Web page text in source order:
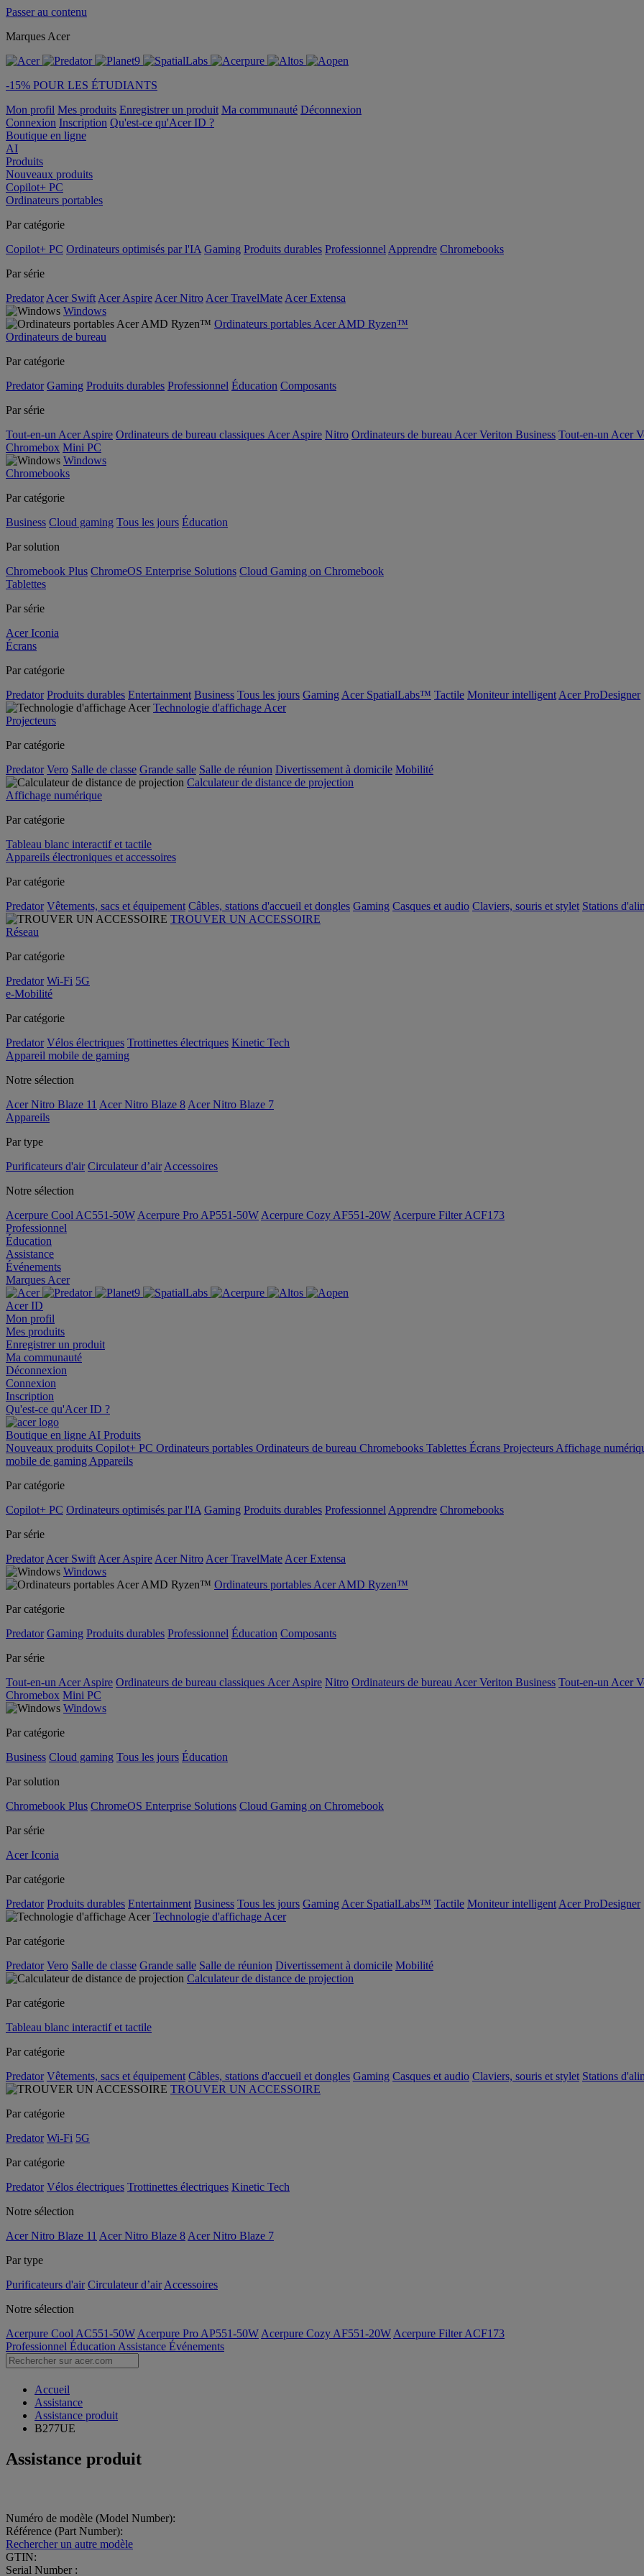
Passer au contenu
Marques Acer
-15% POUR LES ÉTUDIANTS
Mon profil Mes produits Enregistrer un produit Ma communauté Déconnexion
Connexion Inscription Qu'est-ce qu'Acer ID ?
Boutique en ligne
AI
Produits
Nouveaux produits
Copilot+ PC
Ordinateurs portables
Par catégorie
Copilot+ PC Ordinateurs optimisés par l'IA Gaming Produits durables Professionnel Apprendre Chromebooks
Par série
Predator Acer Swift Acer Aspire Acer Nitro Acer TravelMate Acer Extensa
Windows
Ordinateurs portables Acer AMD Ryzen™
Ordinateurs de bureau
Par catégorie
Predator Gaming Produits durables Professionnel Éducation Composants
Par série
Tout-en-un Acer Aspire Ordinateurs de bureau classiques Acer Aspire Nitro Ordinateurs de bureau Acer Veriton Business Tout-en-un Acer
Chromebox Mini PC
Windows
Chromebooks
Par catégorie
Business Cloud gaming Tous les jours Éducation
Par solution
Chromebook Plus ChromeOS Enterprise Solutions Cloud Gaming on Chromebook
Tablettes
Par série
Acer Iconia
Écrans
Par catégorie
Predator Produits durables Entertainment Business Tous les jours Gaming Acer SpatialLabs™ Tactile Moniteur intelligent Acer ProDesigner
Technologie d'affichage Acer
Projecteurs
Par catégorie
Predator Vero Salle de classe Grande salle Salle de réunion Divertissement à domicile Mobilité
Calculateur de distance de projection
Affichage numérique
Par catégorie
Tableau blanc interactif et tactile
Appareils électroniques et accessoires
Par catégorie
Predator Vêtements, sacs et équipement Câbles, stations d'accueil et dongles Gaming Casques et audio Claviers, souris et stylet Stations
TROUVER UN ACCESSOIRE
Réseau
Par catégorie
Predator Wi-Fi 5G
e-Mobilité
Par catégorie
Predator Vélos électriques Trottinettes électriques Kinetic Tech
Appareil mobile de gaming
Notre sélection
Acer Nitro Blaze 11 Acer Nitro Blaze 8 Acer Nitro Blaze 7
Appareils
Par type
Purificateurs d'air Circulateur d’air Accessoires
Notre sélection
Acerpure Cool AC551-50W Acerpure Pro AP551-50W Acerpure Cozy AF551-20W Acerpure Filter ACF173
Professionnel
Éducation
Assistance
Événements
Marques Acer
Acer ID
Mon profil
Mes produits
Enregistrer un produit
Ma communauté
Déconnexion
Connexion
Inscription
Qu'est-ce qu'Acer ID ?
Boutique en ligne AI Produits
Nouveaux produits Copilot+ PC Ordinateurs portables Ordinateurs de bureau Chromebooks Tablettes Écrans Projecteurs Affichage
mobile de gaming Appareils
Par catégorie
Copilot+ PC Ordinateurs optimisés par l'IA Gaming Produits durables Professionnel Apprendre Chromebooks
Par série
Predator Acer Swift Acer Aspire Acer Nitro Acer TravelMate Acer Extensa
Windows
Ordinateurs portables Acer AMD Ryzen™
Par catégorie
Predator Gaming Produits durables Professionnel Éducation Composants
Par série
Tout-en-un Acer Aspire Ordinateurs de bureau classiques Acer Aspire Nitro Ordinateurs de bureau Acer Veriton Business Tout-en-un Acer
Chromebox Mini PC
Windows
Par catégorie
Business Cloud gaming Tous les jours Éducation
Par solution
Chromebook Plus ChromeOS Enterprise Solutions Cloud Gaming on Chromebook
Par série
Acer Iconia
Par catégorie
Predator Produits durables Entertainment Business Tous les jours Gaming Acer SpatialLabs™ Tactile Moniteur intelligent Acer ProDesigner
Technologie d'affichage Acer
Par catégorie
Predator Vero Salle de classe Grande salle Salle de réunion Divertissement à domicile Mobilité
Calculateur de distance de projection
Par catégorie
Tableau blanc interactif et tactile
Par catégorie
Predator Vêtements, sacs et équipement Câbles, stations d'accueil et dongles Gaming Casques et audio Claviers, souris et stylet Stations
TROUVER UN ACCESSOIRE
Par catégorie
Predator Wi-Fi 5G
Par catégorie
Predator Vélos électriques Trottinettes électriques Kinetic Tech
Notre sélection
Acer Nitro Blaze 11 Acer Nitro Blaze 8 Acer Nitro Blaze 7
Par type
Purificateurs d'air Circulateur d’air Accessoires
Notre sélection
Acerpure Cool AC551-50W Acerpure Pro AP551-50W Acerpure Cozy AF551-20W Acerpure Filter ACF173
Professionnel Éducation Assistance Événements
Accueil
Assistance
Assistance produit
B277UE
Assistance produit
Numéro de modèle (Model Number):
Référence (Part Number):
Rechercher un autre modèle
GTIN:
Serial Number :